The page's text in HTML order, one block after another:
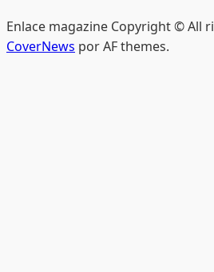
Enlace magazine Copyright © All
CoverNews por AF themes.